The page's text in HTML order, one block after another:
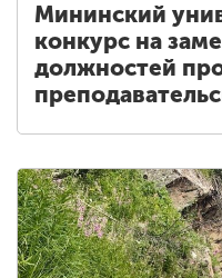
Мининский
конкурс на
должностей